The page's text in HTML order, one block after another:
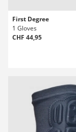
First Degree
1 Gloves
CHF 44,95